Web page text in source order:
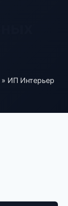
» ИП Интерьер